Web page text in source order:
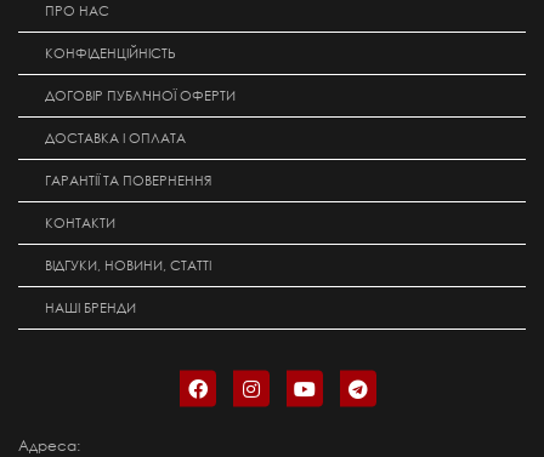
ПРО НАС
КОНФІДЕНЦІЙНІСТЬ
ДОГОВІР ПУБЛІЧНОЇ ОФЕРТИ
ДОСТАВКА І ОПЛАТА
ГАРАНТІЇ ТА ПОВЕРНЕННЯ
КОНТАКТИ
ВІДГУКИ, НОВИНИ, СТАТТІ
НАШІ БРЕНДИ
Адреса: